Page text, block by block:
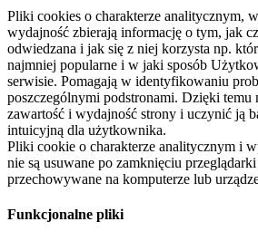
Pliki cookies o charakterze analitycznym,
wydajność zbierają informację o tym, jak
odwiedzana i jak się z niej korzysta np.
najmniej popularne i w jaki sposób
serwisie. Pomagają w identyfikowaniu
poszczególnymi podstronami. Dzięki temu
zawartość i wydajność strony i uczynić ją
intuicyjną dla użytkownika.
Pliki cookie o charakterze analitycznym i
nie są usuwane po zamknięciu
przechowywane na komputerze lub
Funkcjonalne pliki